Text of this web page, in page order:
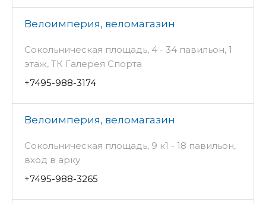
Велоимперия, веломагазин
Сокольническая площадь, 4 - 34 павильон, 1
этаж, ТК Галерея Спорта
+7495-988-3174
Велоимперия, веломагазин
Сокольническая площадь, 9 к1 - 18 павильон,
вход в арку
+7495-988-3265